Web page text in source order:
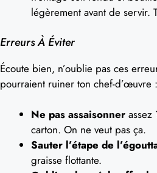
légèrement avant de servir.
Erreurs À Éviter
Écoute bien, n’oublie pas ces
pourraient ruiner ton chef-d’œuvre :
Ne pas assaisonner
carton. On ne veut pas ça.
Sauter l’étape de
graisse flottante.